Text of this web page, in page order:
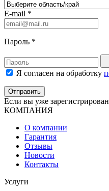
E-mail *
Пароль *
Я согласен на обработку
Отправить
Если вы уже
КОМПАНИЯ
О компании
Гарантия
Отзывы
Новости
Контакты
Услуги